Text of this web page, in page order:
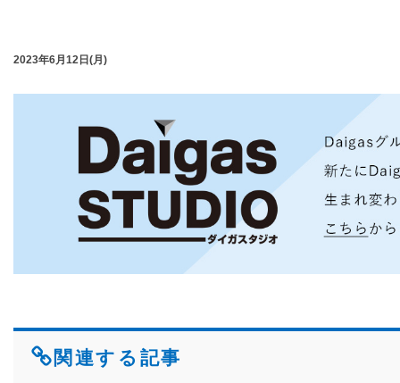
2023年6月12日(月)
関連する記事